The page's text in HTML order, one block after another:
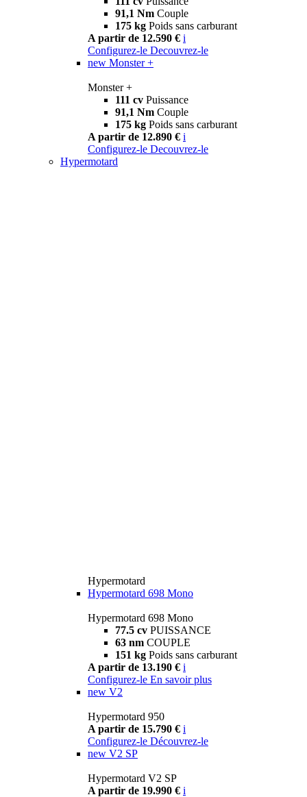
91,1 Nm Couple
175 kg Poids sans carburant
A partir de 12.590 € i
Configurez-le Decouvrez-le
new Monster +
Monster +
111 cv Puissance
91,1 Nm Couple
175 kg Poids sans carburant
A partir de 12.890 € i
Configurez-le Decouvrez-le
Hypermotard
Hypermotard
Hypermotard 698 Mono
Hypermotard 698 Mono
77.5 cv PUISSANCE
63 nm COUPLE
151 kg Poids sans carburant
A partir de 13.190 € i
Configurez-le En savoir plus
new V2
Hypermotard 950
A partir de 15.790 € i
Configurez-le Découvrez-le
new V2 SP
Hypermotard V2 SP
A partir de 19.990 € i